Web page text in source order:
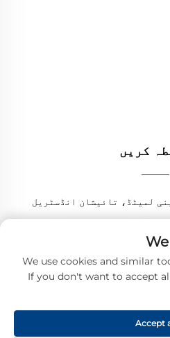
کریں
لمیٹڈ، تائیشان انڈسٹریل
کاؤنٹی، زھیجیانگ، چین
یوہوان بوٹے والوز کمپنی لمیٹڈ کے نام سے
We use cookies and similar
If you don't want to accept
Accept